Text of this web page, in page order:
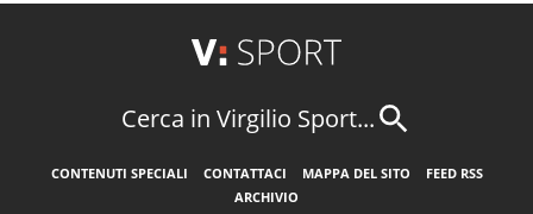
Cerca in Virgilio Sport...
CONTENUTI SPECIALI CONTATTACI MAPPA DEL SITO
FEED RSS
ARCHIVIO